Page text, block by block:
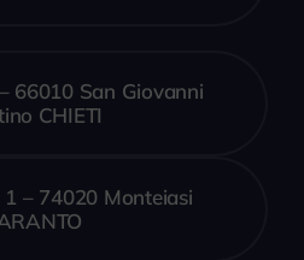
66010 San Giovanni
CHIETI
– 74020 Monteiasi